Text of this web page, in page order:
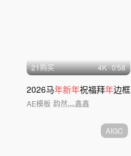
21购买 4K 0'58
2026马年新年祝福拜年边框
AE模板 韵然灬鑫鑫
AIGC